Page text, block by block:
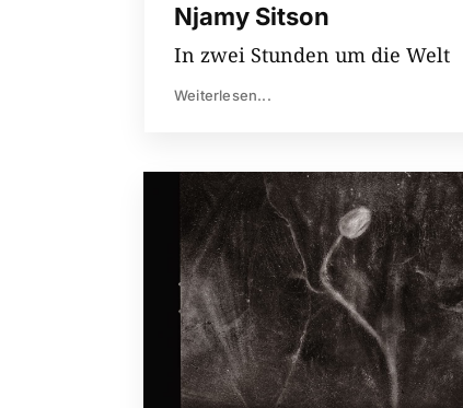
Njamy Sitson
In zwei Stunden um die Welt
Weiterlesen...